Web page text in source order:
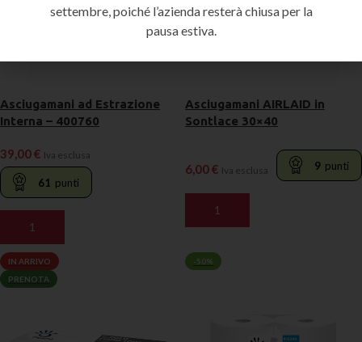
Asciugamani ad Estrazione
Interna – 400760
39,00€ Iva esclusa
61 punti
AGGIUNGI AL CARRELLO
Asciugamani AIRLAID in
Sontlace 30×40
6,00€ Iva esclusa 9 punti
AGGIUNGI AL CARRELLO
IN ARRIVO
PRENOTA
-50%
settembre, poiché l’azienda resterà chiusa per la
pausa estiva.